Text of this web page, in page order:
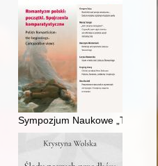
Piaskach w latach 1901-2021
Sympozjum Naukowe „Twórcy